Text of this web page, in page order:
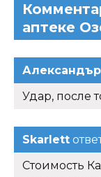
аптеке
Александър
Удар, после
Skarlett
Стоимость